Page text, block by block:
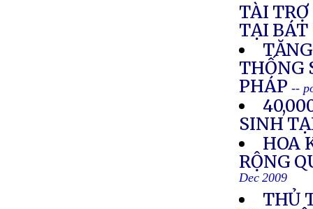
TÀI
TẠI BÁT
THỐNG
PHÁP --
SINH
HOA
RỘNG
Dec 2009
THỦ